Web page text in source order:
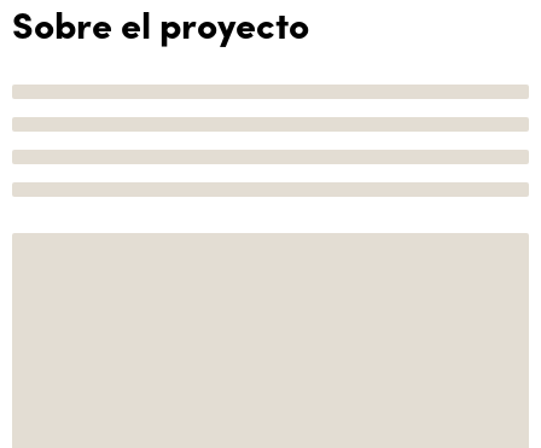
Sobre el proyecto